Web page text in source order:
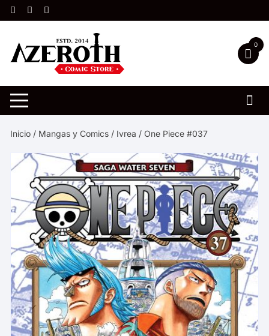
Saltar
al
0
Inicio / Mangas y Comics / Ivrea / One Piece #037